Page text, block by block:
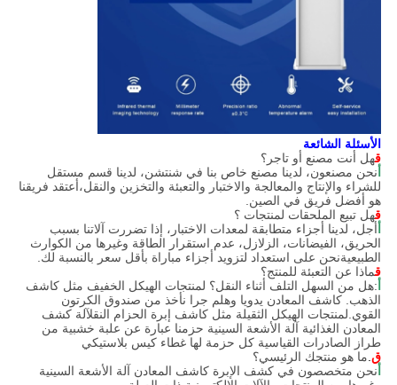
الأسئلة الشائعة
قهل أنت مصنع أو تاجر؟
نحن مصنعون، لدينا مصنع خاص بنا في شنتشن، لدينا قسم مستقل
للشراء والإنتاج والمعالجة والاختبار والتعبئة والتخزين والنقل،أعتقد فريقنا
هو أفضل فريق في الصين.
قهل تبيع الملحقات لمنتجات ؟
أجل، لدينا أجزاء متطابقة لمعدات الاختبار، إذا تضررت آلاتنا بسبب
الحريق، الفيضانات، الزلازل، عدم استقرار الطاقة وغيرها من الكوارث
الطبيعيةنحن على استعداد لتزويد أجزاء مباراة بأقل سعر بالنسبة لك.
قماذا عن التعبئة للمنتج؟
:هل من السهل التلف أثناء النقل؟ لمنتجات الهيكل الخفيف مثل كاشف
الذهب. كاشف المعادن يدويا وهلم جرا نأخذ من صندوق الكرتون
القوي.لمنتجات الهيكل الثقيلة مثل كاشف إبرة الحزام النقلآلة كشف
المعادن الغذائية آلة الأشعة السينية حزمنا عبارة عن علبة خشبية من
طراز الصادرات القياسية كل حزمة لها غطاء كيس بلاستيكي
ق.ما هو منتجك الرئيسي؟
نحن متخصصون في كشف الإبرة كاشف المعادن آلة الأشعة السينية